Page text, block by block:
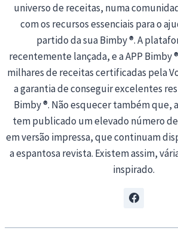
universo de receitas, numa
com os recursos essenciais para o
partido da sua Bimby ®. A
recentemente lançada, e a APP Bimby
milhares de receitas certificadas pela
a garantia de conseguir excelentes
Bimby ®. Não esquecer também que,
tem publicado um elevado número
em versão impressa, que continuam
a espantosa revista. Existem assim,
inspirado.